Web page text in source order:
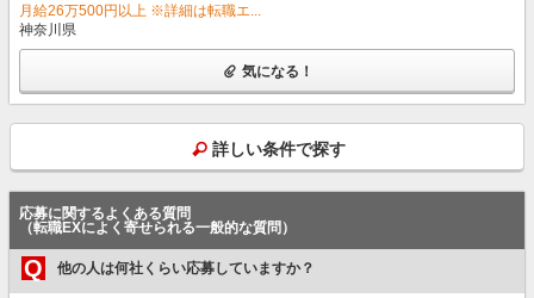
月給26万500円以上 ※詳細は転職エ...
神奈川県
気になる！
詳しい条件で探す
応募に関するよくある質問
（転職EXによく寄せられる一般的な質問）
Q 他の人は何社くらい応募していますか？